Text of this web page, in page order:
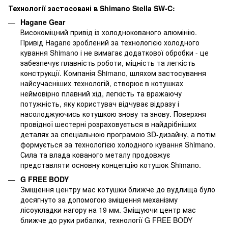
Технології застосовані в Shimano Stella SW-C:
Hagane Gear
Високоміцний привід із холоднокованого алюмінію.
Привід Hagane зроблений за технологією холодного
кування Shimano і не вимагає додаткової обробки - це
забезпечує плавність роботи, міцність та легкість
конструкції. Компанія Shimano, шляхом застосування
найсучасніших технологій, створює в котушках
неймовірно плавний хід, легкість та вражаючу
потужність, яку користувач відчуває відразу і
насолоджуючись котушкою знову та знову. Поверхня
провідної шестерні розраховується в найдрібніших
деталях за спеціальною програмою 3D-дизайну, а потім
формується за технологією холодного кування Shimano.
Сила та влада кованого металу продовжує
представляти основну концепцію котушок Shimano.
G FREE BODY
Зміщення центру мас котушки ближче до вудлища було
досягнуто за допомогою зміщення механізму
лісоукладки нагору на 19 мм. Зміщуючи центр мас
ближче до руки рибалки, технології G FREE BODY